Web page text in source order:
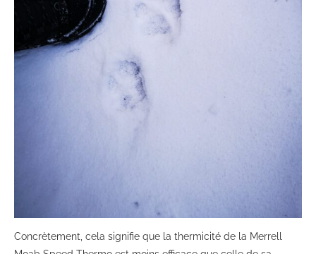
Concrètement, cela signifie que la thermicité de la Merrell